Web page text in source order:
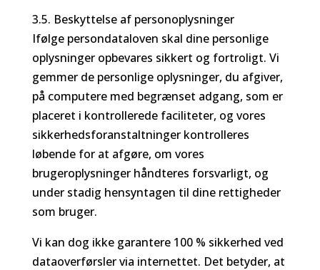
3.5. Beskyttelse af personoplysninger
Ifølge persondataloven skal dine personlige
oplysninger opbevares sikkert og fortroligt. Vi
gemmer de personlige oplysninger, du afgiver,
på computere med begrænset adgang, som er
placeret i kontrollerede faciliteter, og vores
sikkerhedsforanstaltninger kontrolleres
løbende for at afgøre, om vores
brugeroplysninger håndteres forsvarligt, og
under stadig hensyntagen til dine rettigheder
som bruger.
Vi kan dog ikke garantere 100 % sikkerhed ved
dataoverførsler via internettet. Det betyder, at